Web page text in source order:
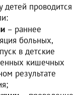
проводится
– раннее
больных,
в детские
кишечных
результате